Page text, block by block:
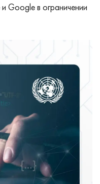
Google в ограничении